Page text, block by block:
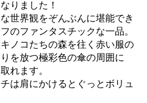
りました！
世界観をぞんぶんに堪能でき
のファンタスチックな一品。
ノコたちの森を往く赤い服の
を放つ極彩色の傘の周囲に
れます。
は肩にかけるとぐっとボリュ